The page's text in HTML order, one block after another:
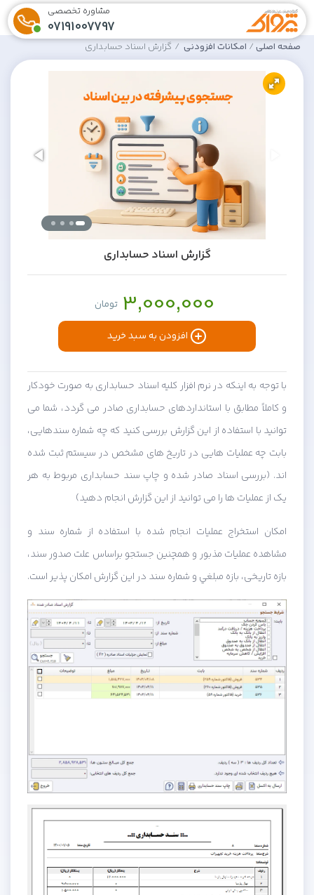
مشاوره تخصصی
07191007797
صفحه اصلی امکانات افزودنی گزارش اسناد حسابداری
گزارش اسناد حسابداری
تومان
با توجه به اينكه در نرم افزار كليه اسناد حسابداری به صورت خودكار
و كاملاً مطابق با استانداردهای حسابداری صادر می گردد، شما می
توانيد با استفاده از اين گزارش بررسی كنيد كه چه شماره سندهايی،
بابت چه عمليات هايی در تاريخ های مشخص در سيستم ثبت شده
اند. (بررسی اسناد صادر شده و چاپ سند حسابداری مربوط به هر
یک از عملیات ها را می توانید از این گزارش انجام دهید)
امكان استخراج عمليات انجام شده با استفاده از شماره سند و
مشاهده عمليات مذبور و همچنين جستجو براساس علت صدور سند،
بازه تاريخی، بازه مبلغي و شماره سند در اين گزارش امكان پذير است.